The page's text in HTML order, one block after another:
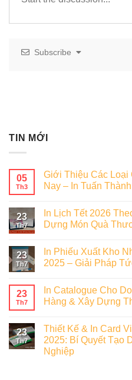
Subscribe
TIN MỚI
05
Th3
Giới Thiệu Các Loại
Nay – In Tuấn
23
Th7
In Lịch Tết 2026
Dựng Món Quà
23
Th7
In Phiếu Xuất Kho
2025 – Giải Pháp
23
Th7
In Catalogue Cho
Hàng & Xây Dựng
23
Th7
Thiết Kế & In Card
2025: Bí Quyết Tạo
Nghiệp